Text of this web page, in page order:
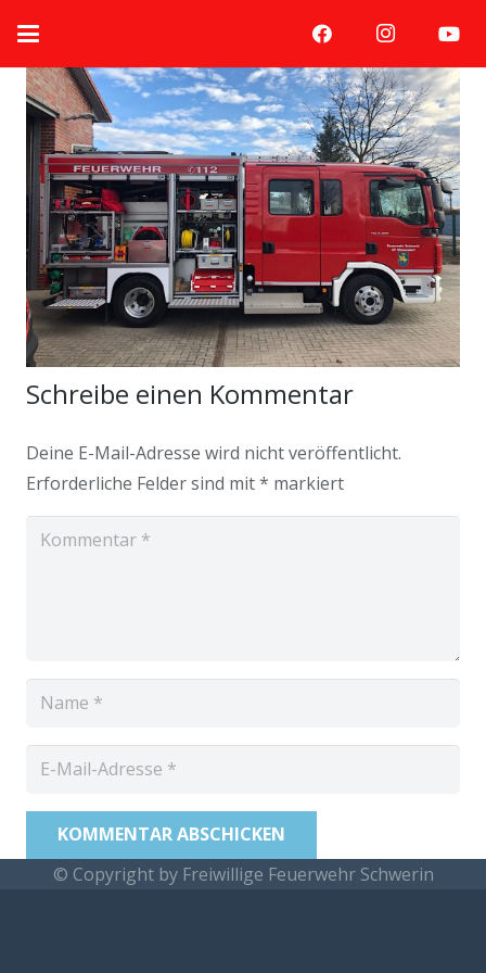
Schreibe einen Kommentar
Deine E-Mail-Adresse wird nicht veröffentlicht.
Erforderliche Felder sind mit* markiert
KOMMENTAR ABSCHICKEN
© Copyright by Freiwillige Feuerwehr Schwerin